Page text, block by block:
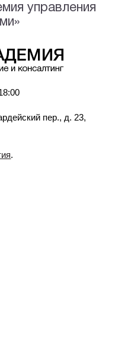
управления
пер., д. 23,
.